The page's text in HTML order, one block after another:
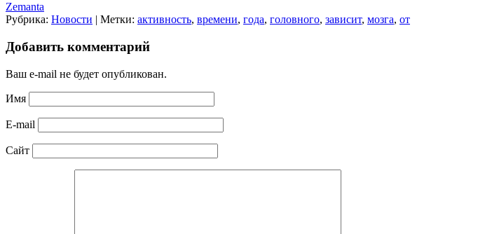
Zemanta
Рубрика: Новости | Метки: активность, времени, года, головного, зависит, мозга, от
Добавить комментарий
Ваш e-mail не будет опубликован.
Имя
E-mail
Сайт